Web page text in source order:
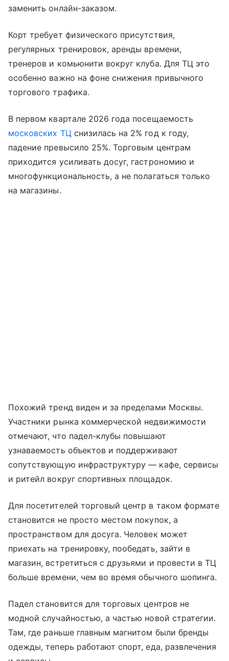
заменить онлайн-заказом.
Корт требует физического присутствия,
регулярных тренировок, аренды времени,
тренеров и комьюнити вокруг клуба. Для ТЦ это
особенно важно на фоне снижения привычного
торгового трафика.
В первом квартале 2026 года посещаемость
московских ТЦснизилась на 2% год к году,
падение превысило 25%. Торговым центрам
приходится усиливать досуг, гастрономию и
многофункциональность, а не полагаться только
на магазины.
Похожий тренд виден и за пределами Москвы.
Участники рынка коммерческой недвижимости
отмечают, что падел-клубы повышают
узнаваемость объектов и поддерживают
сопутствующую инфраструктуру — кафе, сервисы
и ритейл вокруг спортивных площадок.
Для посетителей торговый центр в таком формате
становится не просто местом покупок, а
пространством для досуга. Человек может
приехать на тренировку, пообедать, зайти в
магазин, встретиться с друзьями и провести в ТЦ
больше времени, чем во время обычного шопинга.
Падел становится для торговых центров не
модной случайностью, а частью новой стратегии.
Там, где раньше главным магнитом были бренды
одежды, теперь работают спорт, еда, развлечения